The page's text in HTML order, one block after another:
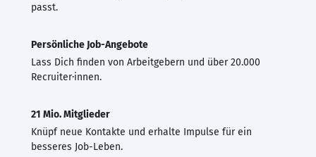
passt.
Persönliche Job-Angebote
Lass Dich finden von Arbeitgebern und über 20.000
Recruiter·innen.
21 Mio. Mitglieder
Knüpf neue Kontakte und erhalte Impulse für ein
besseres Job-Leben.